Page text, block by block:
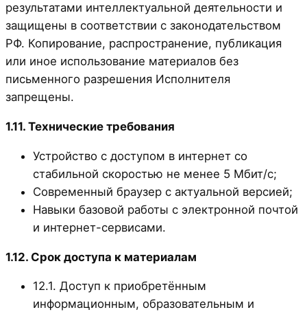
результатами интеллектуальной деятельности и
защищены в соответствии с законодательством
РФ. Копирование, распространение, публикация
или иное использование материалов без
письменного разрешения Исполнителя
запрещены.
1.11. Технические требования
Устройство с доступом в интернет со
стабильной скоростью не менее 5 Мбит/с;
Современный браузер с актуальной версией;
Навыки базовой работы с электронной почтой
и интернет-сервисами.
1.12. Срок доступа к материалам
12.1. Доступ к приобретённым
информационным, образовательным и